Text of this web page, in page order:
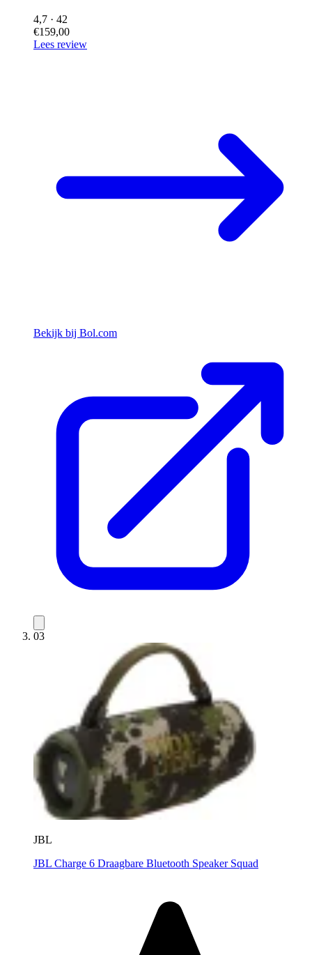
4,7 · 42
€159,00
Lees review
Bekijk bij Bol.com
03
JBL
JBL Charge 6 Draagbare Bluetooth Speaker Squad